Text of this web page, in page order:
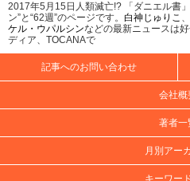
2017年5月15日人類滅亡!? 「ダニエル書
ン”と“62週”のページです。 白神じゅりこ 、
ケル・ウパルシンなどの最新ニュースは
ディア、TOCANAで
記事へのお問い合わせ
会社概
著者一
月別アー